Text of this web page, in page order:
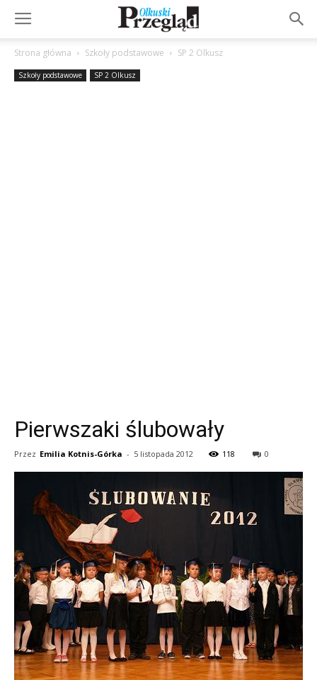
Strona główna Szkoły podstawowe SP 2 Olkusz
Szkoły podstawowe SP 2 Olkusz
Pierwszaki ślubowały
Przez Emilia Kotnis-Górka - 5 listopada 2012 118 0